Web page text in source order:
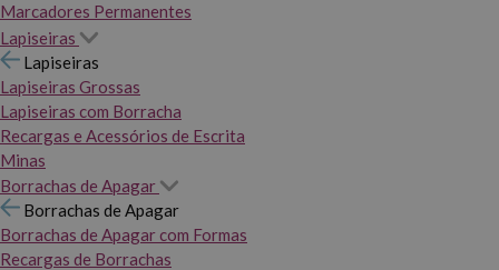
Marcadores Permanentes
Lapiseiras
Lapiseiras
Lapiseiras Grossas
Lapiseiras com Borracha
Recargas e Acessórios de Escrita
Minas
Borrachas de Apagar
Borrachas de Apagar
Borrachas de Apagar com Formas
Recargas de Borrachas